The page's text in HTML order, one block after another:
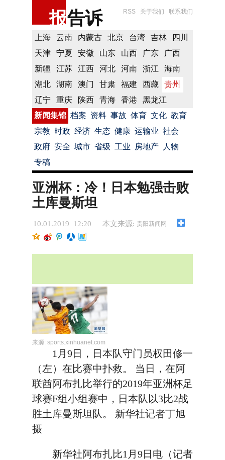
报告诉 RSS 关于我们 联系我们
上海 云南 内蒙古 北京 台湾 吉林
四川
天津
宁夏 安徽 山东 山西 广东
广西
新疆
江苏 江西 河北 河南 浙江
海南
湖北
湖南 澳门 甘肃 福建 西藏
贵州
辽宁
重庆 陕西 青海 香港
黑龙江
新闻集锦 档案 资料 事故 体育 文化 教育
宗教 时政 经济 生态 健康 运输业 社会
政府 安全 城市 省级 工业 房地产
人物
专稿
亚洲杯：冷！日本勉强击败
土库曼斯坦
10.01.2019 12:20 本文来源: 贵阳新闻网
来源: sports.xinhuanet.com
1月9日，日本队守门员权田修一
（左）在比赛中扑救。 当日，在阿
联酋阿布扎比举行的2019年亚洲杯足
球赛F组小组赛中，日本队以3比2战
胜土库曼斯坦队。 新华社记者丁旭
摄
新华社阿布扎比1月9日电（记者